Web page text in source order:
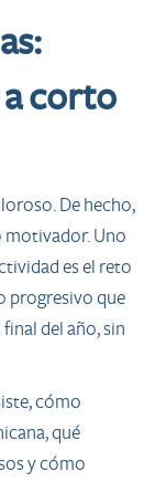
corto
De hecho,
motivador. Uno
es el reto
progresivo que
del año, sin
cómo
qué
y cómo